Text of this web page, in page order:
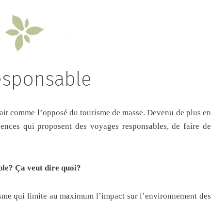
comme l’opposé du tourisme de masse. Devenu de plus en
qui proposent des voyages responsables, de faire de
Ça veut dire quoi?
qui limite au maximum l’impact sur l’environnement des